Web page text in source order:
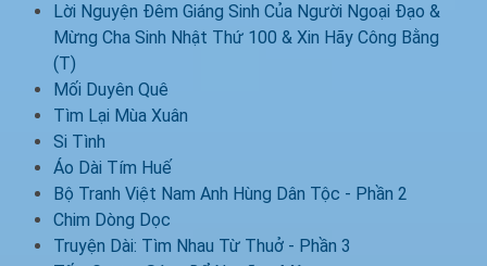
Lời Nguyện Đêm Giáng Sinh Của Người Ngoại Đạo &
Mừng Cha Sinh Nhật Thứ 100 & Xin Hãy Công Bằng
(T)
Mối Duyên Quê
Tìm Lại Mùa Xuân
Si Tình
Áo Dài Tím Huế
Bộ Tranh Việt Nam Anh Hùng Dân Tộc - Phần 2
Chim Dòng Dọc
Truyện Dài: Tìm Nhau Từ Thuở - Phần 3